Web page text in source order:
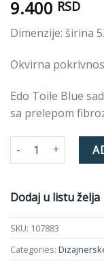
9.400 RSD
Dimenzije: širina
Okvirna
Edo Toile Blue
sa prelepom
EDO TOILE BLUE
Dodaj u listu želja
SKU: 107883
Categories: